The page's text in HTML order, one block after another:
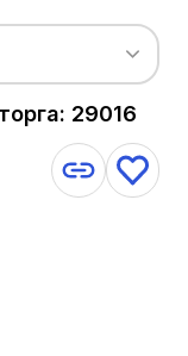
29016